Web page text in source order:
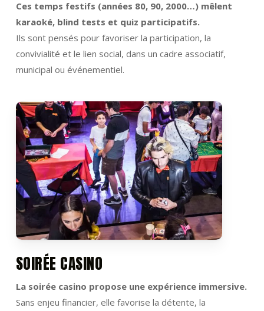
Ces temps festifs (années 80, 90, 2000…) mêlent
karaoké, blind tests et quiz participatifs.
Ils sont pensés pour favoriser la participation, la
convivialité et le lien social, dans un cadre associatif,
municipal ou événementiel.
SOIRÉE CASINO
La soirée casino propose une expérience immersive.
Sans enjeu financier, elle favorise la détente, la